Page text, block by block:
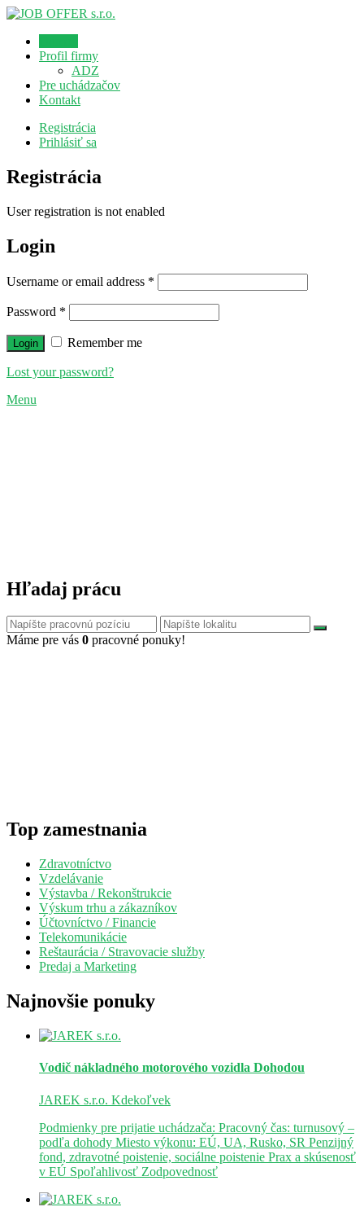
Profil firmy
ADZ
Pre uchádzačov
Kontakt
Registrácia
Prihlásiť sa
Registrácia
User registration is not enabled
Login
Username or email address *
Password *
Remember me
Lost your password?
Menu
Hľadaj prácu
Máme pre vás 0 pracovné ponuky!
Top zamestnania
Zdravotníctvo
Vzdelávanie
Výstavba / Rekonštrukcie
Výskum trhu a zákazníkov
Účtovníctvo / Financie
Telekomunikácie
Reštaurácia / Stravovacie služby
Predaj a Marketing
Najnovšie ponuky
Vodič nákladného motorového vozidla Dohodou
JAREK s.r.o. Kdekoľvek
Podmienky pre prijatie uchádzača: Pracovný čas: turnusový –
podľa dohody Miesto výkonu: EÚ, UA, Rusko, SR Penzijný
fond, zdravotné poistenie, sociálne poistenie Prax a skúsenosť
v EÚ Spoľahlivosť Zodpovednosť